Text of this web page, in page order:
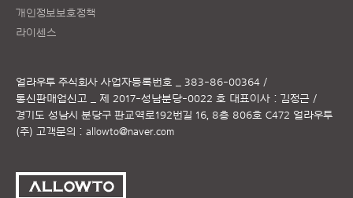
개인정보보호정책
라이센스
얼라우투 주식회사 사업자등록번호 _ 383-86-00364 /
통신판매업신고 _ 제 2017-성남분당-0022 호 대표이사 : 김정근 /
경기도 성남시 분당구 판교역로192번길 16, 8층 806호 C472 얼라우투
(주) 고객문의 : allowto@naver.com